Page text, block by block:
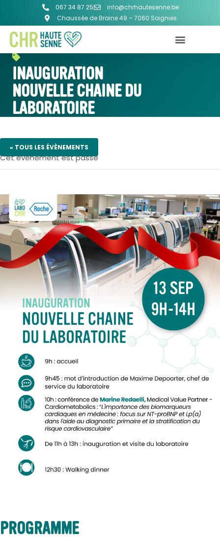
067 34 87 25
info@chrhautesenne.be
Chaussée de Braine 49 – 7060 Soignies
INAUGURATION
NOUVELLE CHAINE DU
LABORATOIRE
« TOUS LES ÉVÈNEMENTS
Cet évènement est passé
PROGRAMME